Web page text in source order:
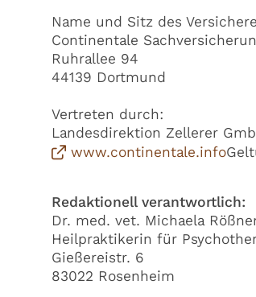
Name und Sitz des
Continentale
Ruhrallee 94
44139 Dortmund
Vertreten durch:
Landesdirektion Zellerer
www.continentale.info
Redaktionell verantwortlich:
Dr. med. vet. Michaela
Heilpraktikerin für
Gießereistr. 6
83022 Rosenheim